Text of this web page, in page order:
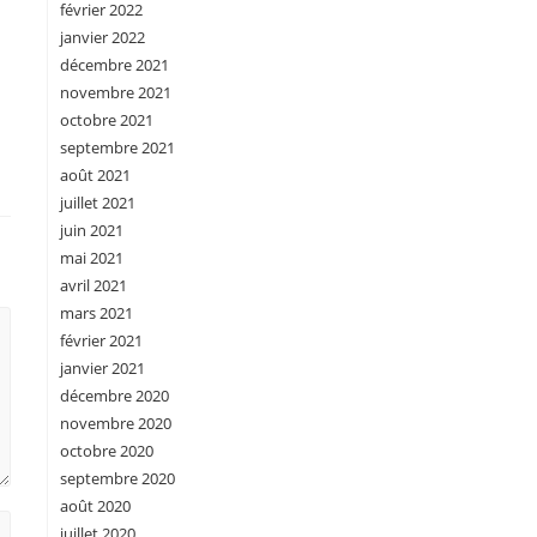
février 2022
janvier 2022
décembre 2021
novembre 2021
octobre 2021
septembre 2021
août 2021
juillet 2021
juin 2021
mai 2021
avril 2021
mars 2021
février 2021
janvier 2021
décembre 2020
novembre 2020
octobre 2020
septembre 2020
août 2020